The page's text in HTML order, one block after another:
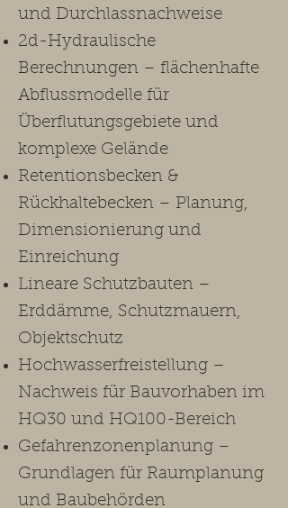
und Durchlassnachweise
2d-Hydraulische
Berechnungen – flächenhafte
Abflussmodelle für
Überflutungsgebiete und
komplexe Gelände
Retentionsbecken &
Rückhaltebecken – Planung,
Dimensionierung und
Einreichung
Lineare Schutzbauten –
Erddämme, Schutzmauern,
Objektschutz
Hochwasserfreistellung –
Nachweis für Bauvorhaben im
HQ30 und HQ100-Bereich
Gefahrenzonenplanung –
Grundlagen für Raumplanung
und Baubehörden